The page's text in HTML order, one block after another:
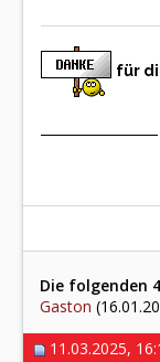
für
Die folgenden
Gaston
11.03.2025,